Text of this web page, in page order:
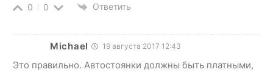
0 0 Ответить
Michael 19 августа 2017 12:43
Это правильно. Автостоянки должны быть платными,